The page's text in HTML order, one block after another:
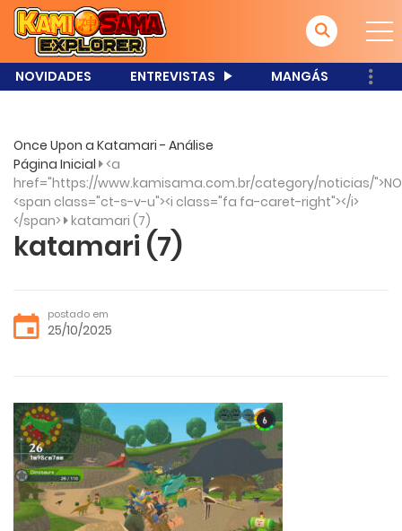
NOVIDADES ENTREVISTAS MANGÁS
Once Upon a Katamari - Análise
Página Inicial <a
href="https://www.kamisama.com.br/category/noticias/
<span class="ct-s-v-u"><i class="fa fa-caret-right"></i>
</span> katamari (7)
katamari (7)
postado em
25/10/2025